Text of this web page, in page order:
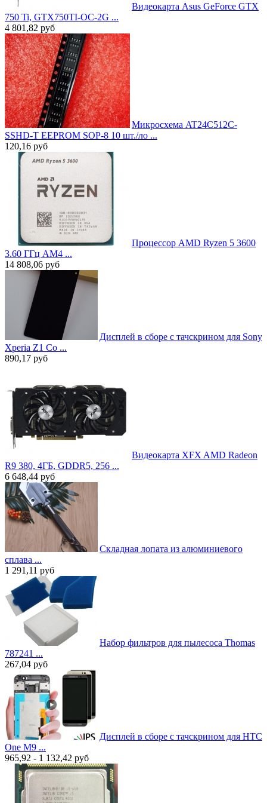
Видеокарта Asus GeForce GTX
750 Ti, GTX750TI-OC-2G ...
4 801,82 руб
Микросхема AT24C512C-
SSHD-T EEPROM SOP-8 10 шт./ло ...
120,16 руб
Процессор AMD Ryzen 5 3600
3.60 ГГц AM4 ...
14 808,06 руб
Дисплей в сборе с тачскрином для Sony
Xperia Z1 Co ...
890,17 руб
Видеокарта XFX AMD Radeon
R9 380, 4ГБ, GDDR5, 256 ...
6 648,44 руб
Складная лопата из алюминиевого
сплава ...
1 291,11 руб
Набор фильтров для пылесоса Thomas
787241 ...
267,04 руб
Дисплей в сборе с тачскрином для HTC
One M9 ...
965,92 - 1 132,42 руб